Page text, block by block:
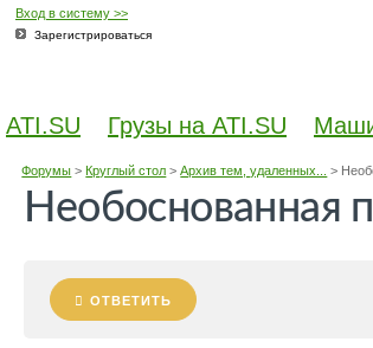
Вход в систему >>
Зарегистрироваться
ATI.SU Грузы на ATI.SU
Форумы >Круглый стол >Архив тем, удаленных... >
Необоснованная
ОТВЕТИТЬ